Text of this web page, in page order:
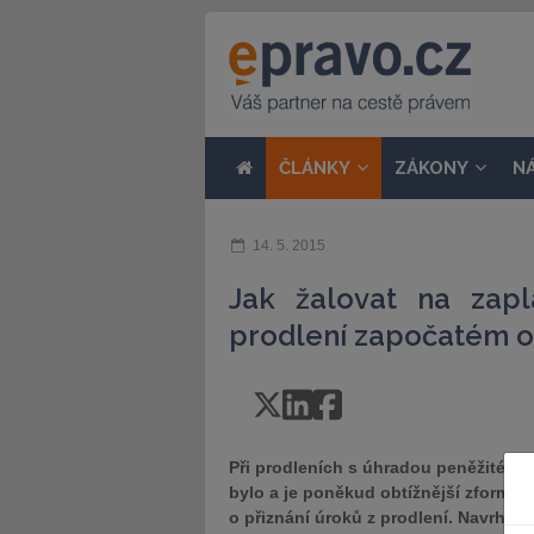
ČLÁNKY ZÁKONY
14. 5. 2015
Jak žalovat na
prodlení započatém
Při prodleních s úhradou peněžitého
bylo a je poněkud obtížnější
o přiznání úroků z prodlení. Navrhli